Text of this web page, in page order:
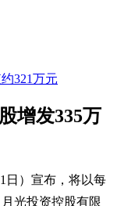
321万元
增发335万
日）宣布，将以每
光投资控股有限